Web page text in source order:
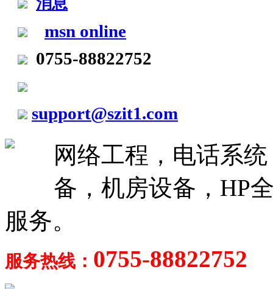
msn online
0755-88822752
support@szit1.com
网络工程，电话系
备，机房设备，HP
服务。
服务热线： 0755-88822752